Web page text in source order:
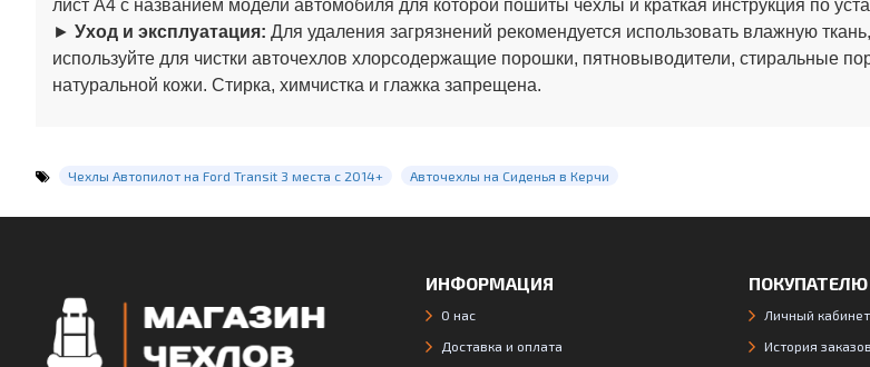
лист А4 с названием модели автомобиля для которой пошиты чехлы и краткая инструкция по
► Уход и эксплуатация: Для удаления загрязнений рекомендуется использовать влажную
используйте для чистки авточехлов хлорсодержащие порошки, пятновыводители, стиральные
натуральной кожи. Стирка, химчистка и глажка запрещена.
Чехлы Автопилот на Ford Transit 3 места c 2014+ Авточехлы на Сиденья в Керчи
ИНФОРМАЦИЯ
О нас
Доставка и оплата
ПОКУПАТЕЛЮ
Личный кабинет
История заказов